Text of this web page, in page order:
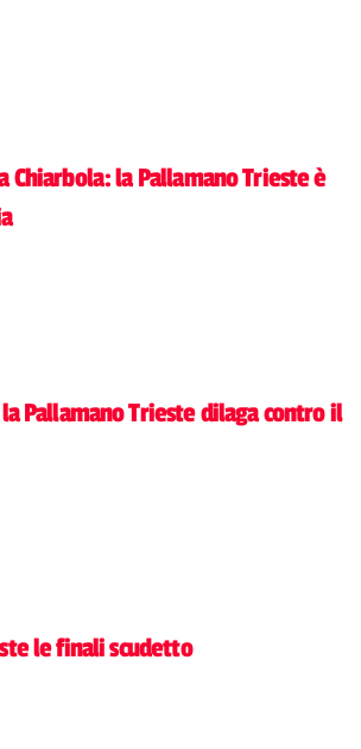
Chiarbola: la Pallamano Trieste è
Pallamano Trieste dilaga contro il
le finali scudetto